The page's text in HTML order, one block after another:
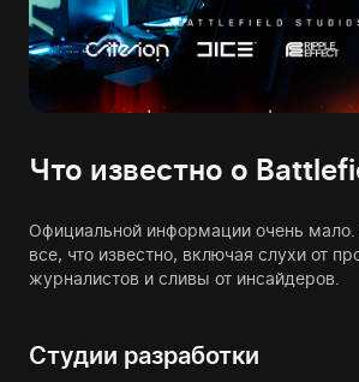
Что известно о
Официальной информации очень
все, что известно, включая слухи от
журналистов и сливы от инсайдеров.
Студии разработки